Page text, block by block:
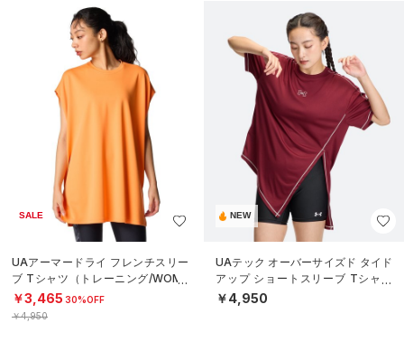
SALE
UAアーマードライ フレンチスリー
ブ Tシャツ（トレーニング/WOME
N）
￥3,465 30%OFF
￥4,950
NEW
UAテック オーバーサイズド タイド
アップ ショートスリーブ Tシャツ
（トレーニング/WOMEN）
￥4,950